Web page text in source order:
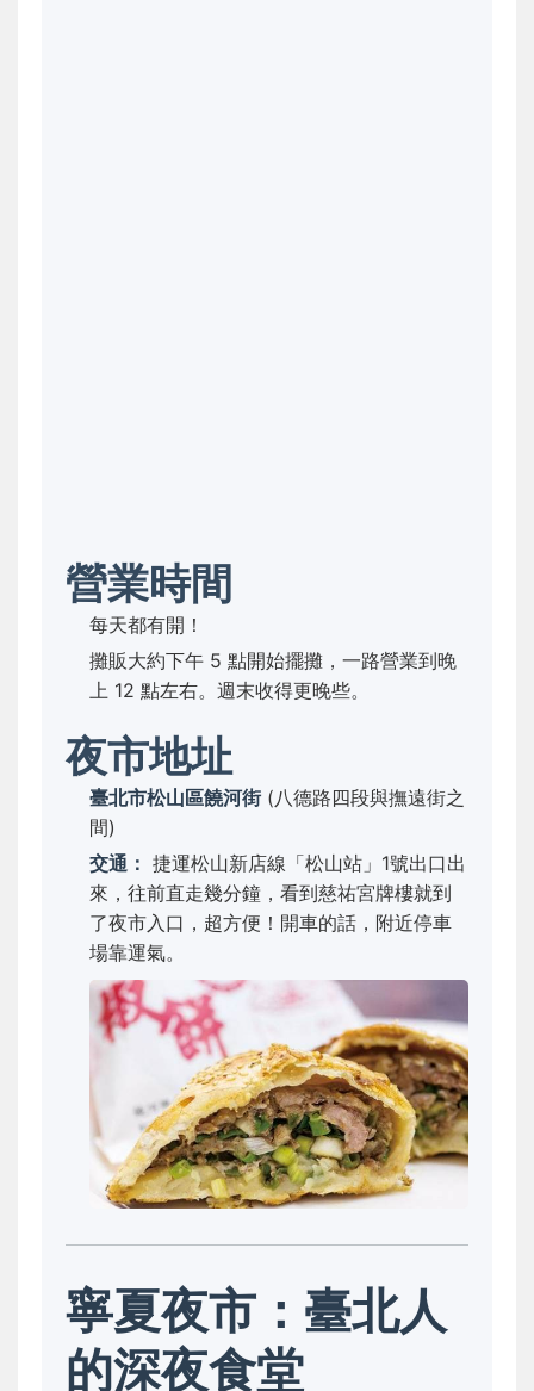
營業時間
每天都有開！
攤販大約下午 5 點開始擺攤，一路營業到晚
上 12 點左右。週末收得更晚些。
夜市地址
臺北市松山區饒河街(八德路四段與撫遠街之
間)
交通： 捷運松山新店線「松山站」1號出口出
來，往前直走幾分鐘，看到慈祐宮牌樓就到
了夜市入口，超方便！開車的話，附近停車
場靠運氣。
寧夏夜市：臺北人
的深夜食堂